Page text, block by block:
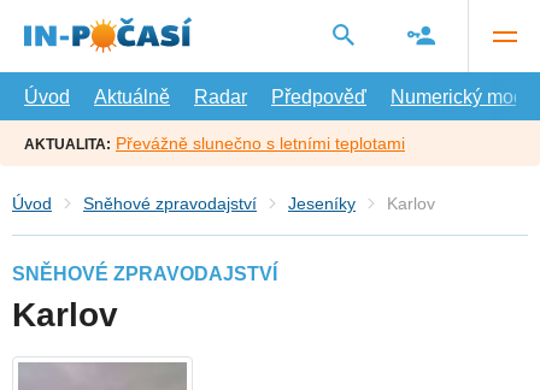
hlavní
Úvod
Aktuálně Radar Předpověď Numerický model
AKTUALITA: Převážně slunečno s letními teplotami
Úvod Sněhové zpravodajství Jeseníky Karlov
SNĚHOVÉ ZPRAVODAJSTVÍ
Karlov